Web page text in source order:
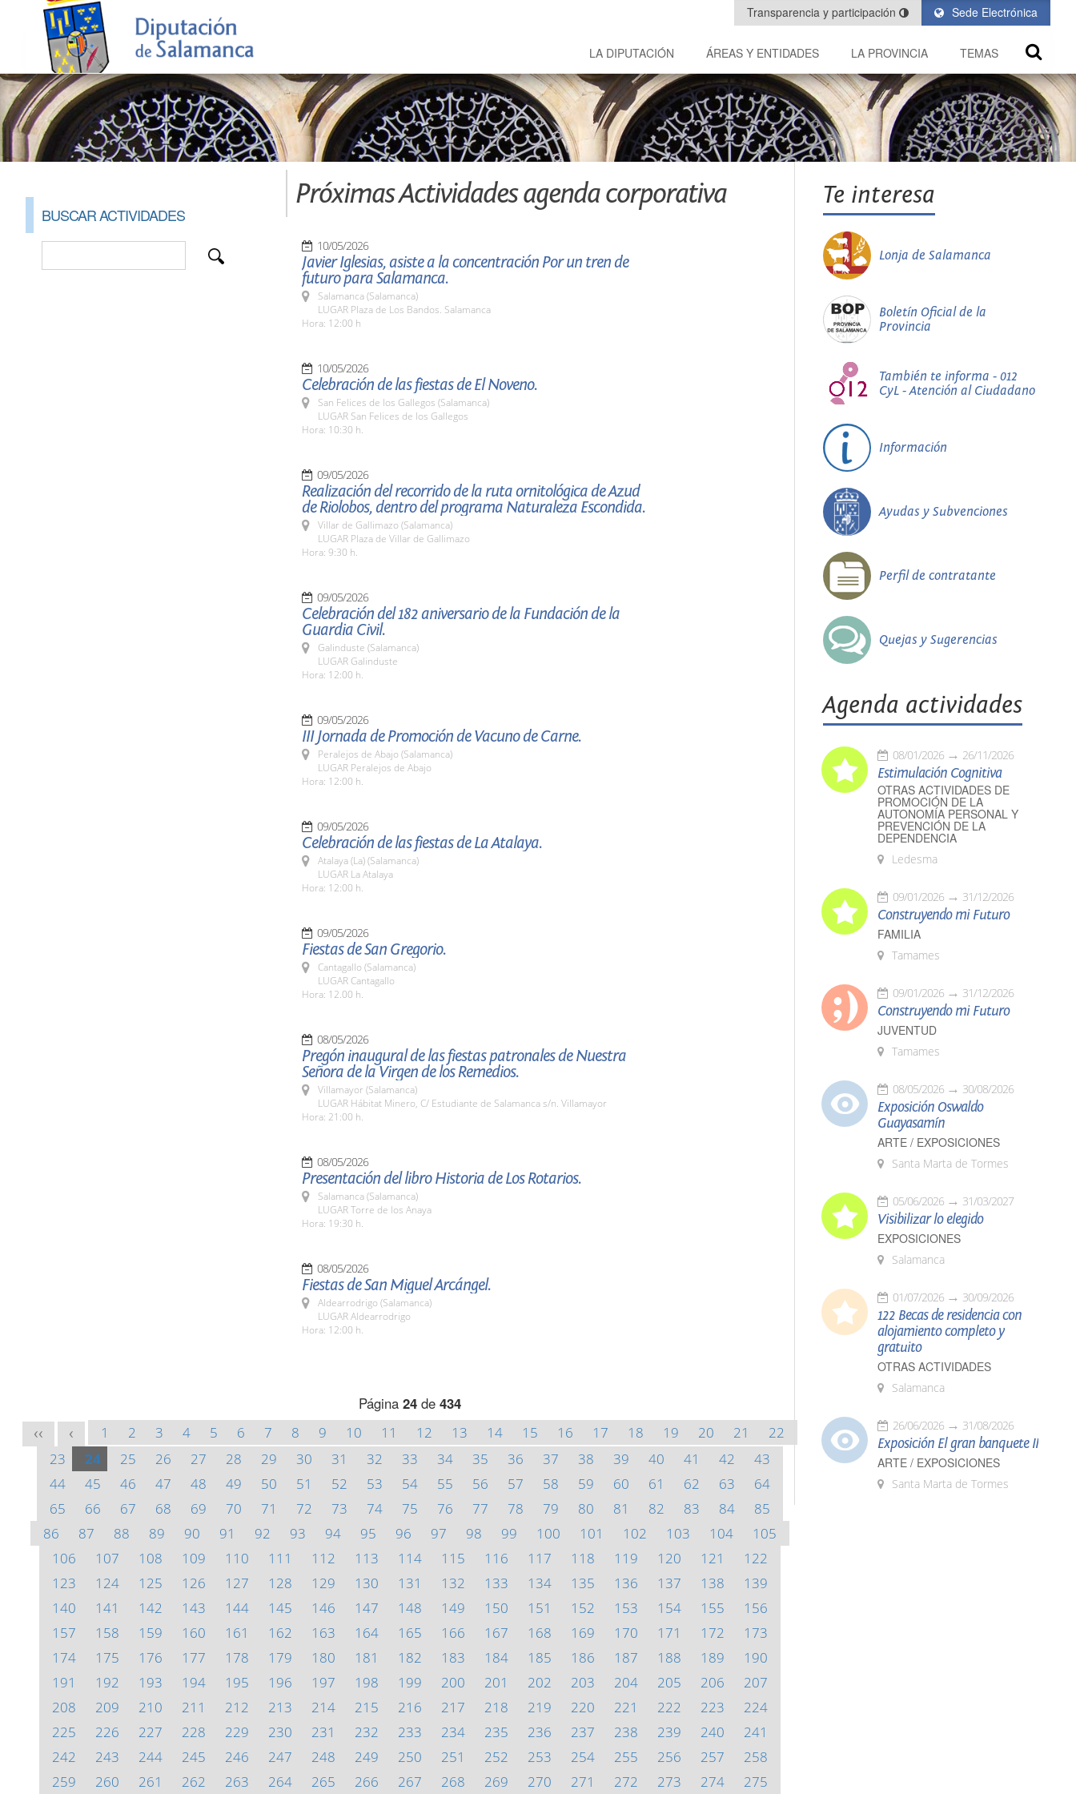
Sede Electrónica
Transparencia y participación
LA DIPUTACIÓN ÁREAS Y ENTIDADES LA PROVINCIA TEMAS
BUSCAR ACTIVIDADES
Próximas Actividades agenda corporativa
10/05/2026
Javier Iglesias, asiste a la concentración Por un tren de
futuro para Salamanca.
Salamanca (Salamanca)
LUGAR Plaza de Los Bandos. Salamanca
Hora: 12:00 h
10/05/2026
Celebración de las fiestas de El Noveno.
San Felices de los Gallegos (Salamanca)
LUGAR San Felices de los Gallegos
Hora: 10:30 h.
09/05/2026
Realización del recorrido de la ruta ornitológica de Azud
de Riolobos, dentro del programa Naturaleza Escondida.
Villar de Gallimazo (Salamanca)
LUGAR Plaza de Villar de Gallimazo
Hora: 9:30 h.
09/05/2026
Celebración del 182 aniversario de la Fundación de la
Guardia Civil.
Galinduste (Salamanca)
LUGAR Galinduste
Hora: 12:00 h.
09/05/2026
III Jornada de Promoción de Vacuno de Carne.
Peralejos de Abajo (Salamanca)
LUGAR Peralejos de Abajo
Hora: 12:00 h.
09/05/2026
Celebración de las fiestas de La Atalaya.
Atalaya (La) (Salamanca)
LUGAR La Atalaya
Hora: 12:00 h.
09/05/2026
Fiestas de San Gregorio.
Cantagallo (Salamanca)
LUGAR Cantagallo
Hora: 12.00 h.
08/05/2026
Pregón inaugural de las fiestas patronales de Nuestra
Señora de la Virgen de los Remedios.
Villamayor (Salamanca)
LUGAR Hábitat Minero, C/ Estudiante de Salamanca s/n. Villamayor
Hora: 21:00 h.
08/05/2026
Presentación del libro Historia de Los Rotarios.
Salamanca (Salamanca)
LUGAR Torre de los Anaya
Hora: 19:30 h.
08/05/2026
Fiestas de San Miguel Arcángel.
Aldearrodrigo (Salamanca)
LUGAR Aldearrodrigo
Hora: 12:00 h.
Página 24 de 434
<< < 1 2 3 4 5 6 7 8 9 10 11 12 13 14 15 16 17 18 19 20 21
22
23
24 25 26 27 28 29 30 31 32 33 34 35 36 37 38 39 40 41 42
43
44
45 46 47 48 49 50 51 52 53 54 55 56 57 58 59 60 61 62 63
64
65
66 67 68 69 70 71 72 73 74 75 76 77 78 79 80 81 82 83 84
85
86
87 88 89 90 91 92 93 94 95 96 97 98 99 100 101 102 103 104
105
106
107 108 109 110 111 112 113 114 115 116 117 118 119 120 121
122
123
124 125 126 127 128 129 130 131 132 133 134 135 136 137 138
139
140
141 142 143 144 145 146 147 148 149 150 151 152 153 154 155
156
157
158 159 160 161 162 163 164 165 166 167 168 169 170 171 172
173
174
175 176 177 178 179 180 181 182 183 184 185 186 187 188 189
190
191
192 193 194 195 196 197 198 199 200 201 202 203 204 205 206
207
208
209 210 211 212 213 214 215 216 217 218 219 220 221 222 223
224
225
226 227 228 229 230 231 232 233 234 235 236 237 238 239 240
241
242
243 244 245 246 247 248 249 250 251 252 253 254 255 256 257
258
259
260 261 262 263 264 265 266 267 268 269 270 271 272 273 274 275
Te interesa
Lonja de Salamanca
Boletín Oficial de la
Provincia
También te informa - 012
CyL - Atención al Ciudadano
Información
Ayudas y Subvenciones
Perfil de contratante
Quejas y Sugerencias
Agenda actividades
08/01/2026 26/11/2026
Estimulación Cognitiva
OTRAS ACTIVIDADES DE
PROMOCIÓN DE LA
AUTONOMÍA PERSONAL Y
PREVENCIÓN DE LA
DEPENDENCIA
Ledesma
09/01/2026 31/12/2026
Construyendo mi Futuro
FAMILIA
Tamames
09/01/2026 31/12/2026
Construyendo mi Futuro
JUVENTUD
Tamames
08/05/2026 30/08/2026
Exposición Oswaldo
Guayasamín
ARTE / EXPOSICIONES
Santa Marta de Tormes
05/06/2026 31/03/2027
Visibilizar lo elegido
EXPOSICIONES
Salamanca
01/07/2026 30/09/2026
122 Becas de residencia con
alojamiento completo y
gratuito
OTRAS ACTIVIDADES
Salamanca
26/06/2026 31/08/2026
Exposición El gran banquete II
ARTE / EXPOSICIONES
Santa Marta de Tormes